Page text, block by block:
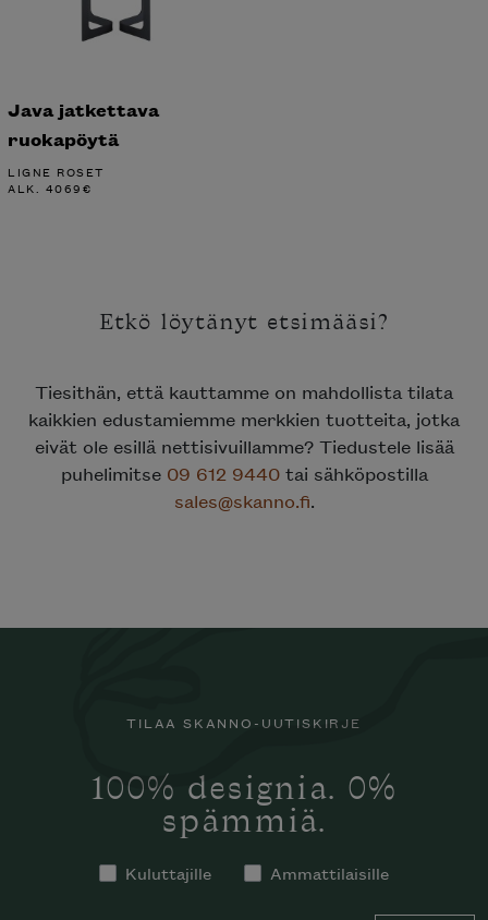
Java jatkettava
ruokapöytä
LIGNE ROSET
ALK. 4069€
Etkö löytänyt etsimääsi?
Tiesithän, että kauttamme on mahdollista tilata
kaikkien edustamiemme merkkien tuotteita, jotka
eivät ole esillä nettisivuillamme? Tiedustele lisää
puhelimitse 09 612 9440tai sähköpostilla
sales@skanno.fi.
TILAA SKANNO-UUTISKIRJE
100% designia. 0%
spämmiä.
Kuluttajille Ammattilaisille